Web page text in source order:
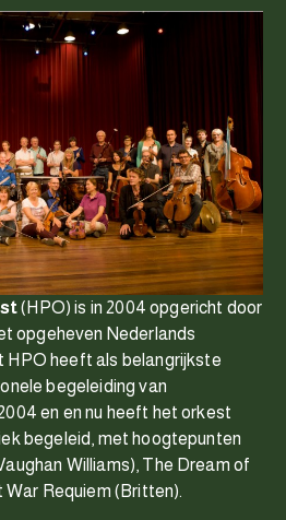
(HPO) is in 2004 opgericht door
opgeheven Nederlands
HPO heeft als belangrijkste
begeleiding van
en en nu heeft het orkest
begeleid, met hoogtepunten
Williams), The Dream of
Requiem (Britten).